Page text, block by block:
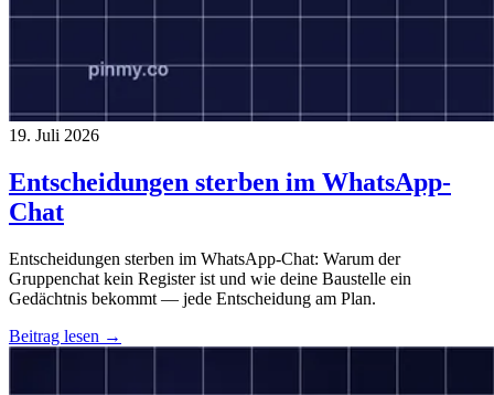
19. Juli 2026
Entscheidungen sterben im WhatsApp-
Chat
Entscheidungen sterben im WhatsApp-Chat: Warum der
Gruppenchat kein Register ist und wie deine Baustelle ein
Gedächtnis bekommt — jede Entscheidung am Plan.
Beitrag lesen →